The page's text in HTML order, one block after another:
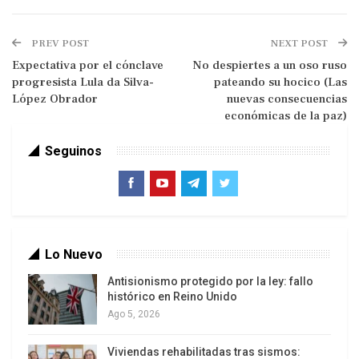
radicalmente: desde oponerse a, literalmente,
aislar a los bancos más importantes del país del
sistema de pagos internacionales hasta imponer
sanciones al Banco Central de Rusia a fin de
internacionales (el país tiene 630.000 millones en
el exterior, las estimaciones dicen que cerca del
30 % están en Alemania y Francia) se utilicen para
PREV POST
Expectativa por el cónclave
progresista Lula da Silva-
López Obrador
NEXT POST
No despiertes a un oso ruso
pateando su hocico (Las
nuevas consecuencias
económicas de la paz)
Seguinos
Lo Nuevo
Antisionismo protegido por la ley: fallo
histórico en Reino Unido
Ago 5, 2026
Viviendas rehabilitadas tras sismos: